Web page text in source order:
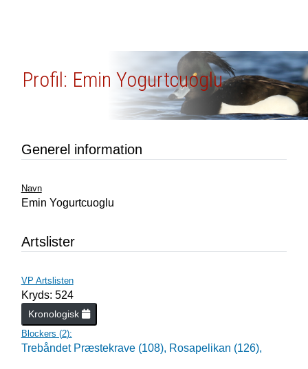
Profil: Emin Yogurtcuoglu
Generel information
Navn
Emin Yogurtcuoglu
Artslister
VP Artslisten
Kryds: 524
Kronologisk
Blockers (2):
Trebåndet Præstekrave (108), Rosapelikan (126),